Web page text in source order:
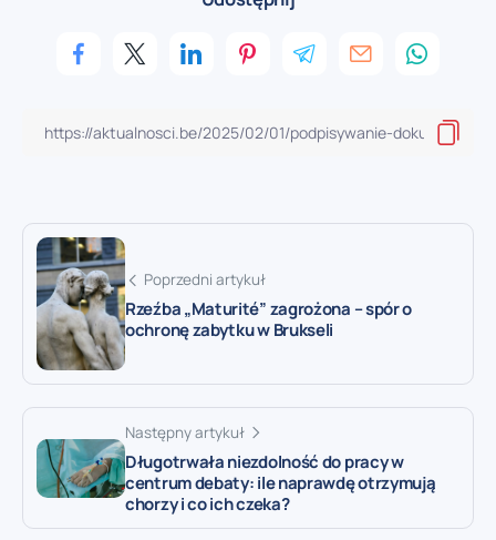
Poprzedni artykuł
Rzeźba „Maturité” zagrożona – spór o
ochronę zabytku w Brukseli
Następny artykuł
Długotrwała niezdolność do pracy w
centrum debaty: ile naprawdę otrzymują
chorzy i co ich czeka?